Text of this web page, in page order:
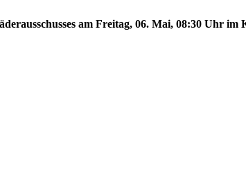
am Freitag, 06. Mai, 08:30 Uhr im